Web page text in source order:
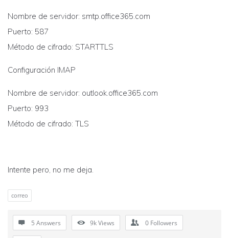
Nombre de servidor: smtp.office365.com
Puerto: 587
Método de cifrado: STARTTLS
Configuración IMAP
Nombre de servidor: outlook.office365.com
Puerto: 993
Método de cifrado: TLS
Intente pero, no me deja.
correo
5 Answers 9kViews 0 Followers